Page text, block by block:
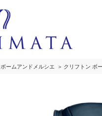
ボームアンドメルシエ クリフトン ボ